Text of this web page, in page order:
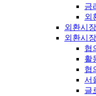
금
외
외환시
외환시
협
활
협
서
글